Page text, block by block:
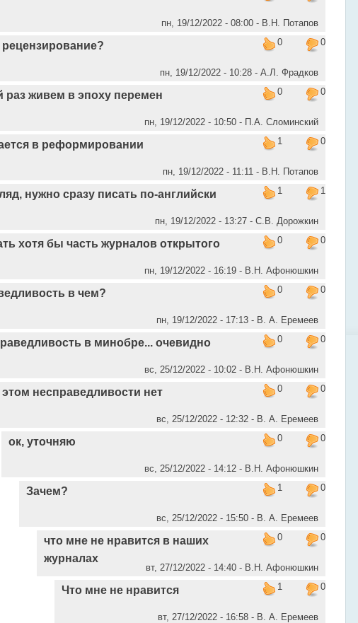
пн, 19/12/2022 - 08:00 - В.Н. Потапов
0
0
пн, 19/12/2022 - 10:28 - А.Л. Фрадков
0
0
живем в эпоху перемен
пн, 19/12/2022 - 10:50 - П.А. Сломинский
1
0
в реформировании
пн, 19/12/2022 - 11:11 - В.Н. Потапов
1
1
нужно сразу писать по-английски
пн, 19/12/2022 - 13:27 - С.В. Дорожкин
0
0
хотя бы часть журналов открытого
пн, 19/12/2022 - 16:19 - В.Н. Афонюшкин
0
0
в чем?
пн, 19/12/2022 - 17:13 - В. А. Еремеев
0
0
в минобре... очевидно
вс, 25/12/2022 - 10:02 - В.Н. Афонюшкин
0
0
несправедливости нет
вс, 25/12/2022 - 12:32 - В. А. Еремеев
0
0
ок, уточняю
вс, 25/12/2022 - 14:12 - В.Н. Афонюшкин
1
0
Зачем?
вс, 25/12/2022 - 15:50 - В. А. Еремеев
0
0
что мне не нравится в наших
журналах
вт, 27/12/2022 - 14:40 - В.Н. Афонюшкин
1
0
Что мне не нравится
вт, 27/12/2022 - 16:58 - В. А. Еремеев